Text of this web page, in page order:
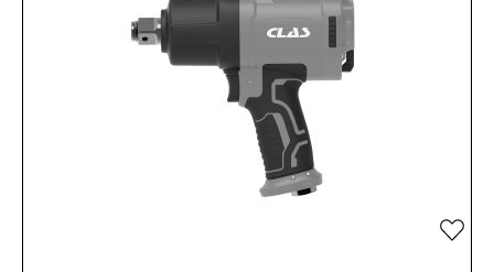
Zur